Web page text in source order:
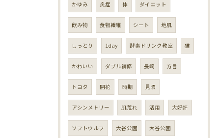
かゆみ 炎症 体 ダイエット
飲み物 食物繊維 シート 地肌
しっとり 1day 酵素ドリンク教室 猫
かわいい ダブル補修 長崎 方言
トヨタ 開花 時期 見頃
アシンメトリー 肌荒れ 活用 大好評
ソフトウルフ 大谷公園 大谷公園